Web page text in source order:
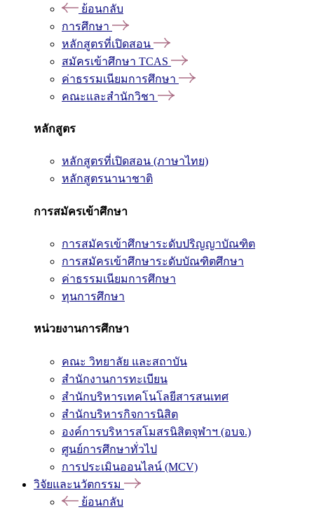
ย้อนกลับ
การศึกษา
หลักสูตรที่เปิดสอน
สมัครเข้าศึกษา TCAS
ค่าธรรมเนียมการศึกษา
คณะและสำนักวิชา
หลักสูตร
หลักสูตรที่เปิดสอน (ภาษาไทย)
หลักสูตรนานาชาติ
การสมัครเข้าศึกษา
การสมัครเข้าศึกษาระดับปริญญาบัณฑิต
การสมัครเข้าศึกษาระดับบัณฑิตศึกษา
ค่าธรรมเนียมการศึกษา
ทุนการศึกษา
หน่วยงานการศึกษา
คณะ วิทยาลัย และสถาบัน
สำนักงานการทะเบียน
สำนักบริหารเทคโนโลยีสารสนเทศ
สำนักบริหารกิจการนิสิต
องค์การบริหารสโมสรนิสิตจุฬาฯ (อบจ.)
ศูนย์การศึกษาทั่วไป
การประเมินออนไลน์ (MCV)
วิจัยและนวัตกรรม
ย้อนกลับ